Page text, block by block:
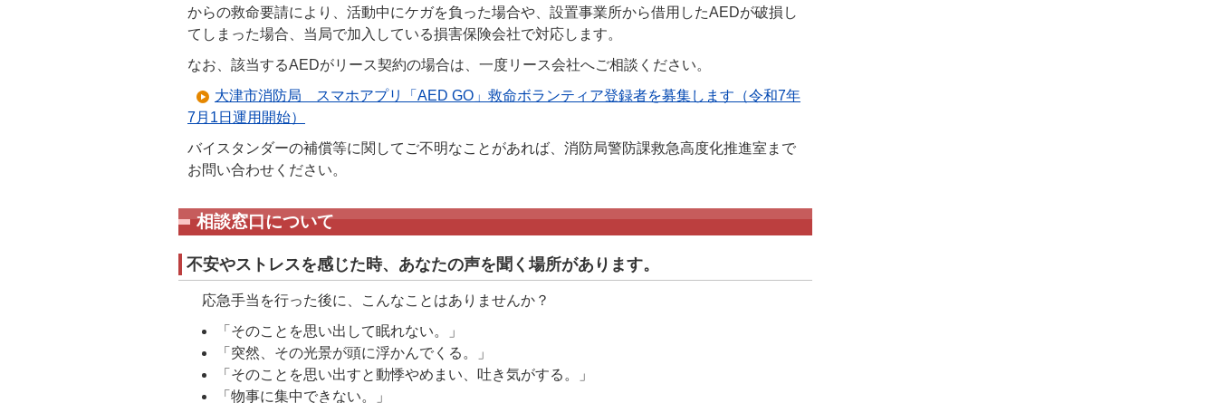
からの救命要請により、活動中にケガを負った場合や、設置事業所から借用したAEDが破損し
てしまった場合、当局で加入している損害保険会社で対応します。
なお、該当するAEDがリース契約の場合は、一度リース会社へご相談ください。
大津市消防局 スマホアプリ「AED GO」救命ボランティア登録者を募集します（令和7年
7月1日運用開始）
バイスタンダーの補償等に関してご不明なことがあれば、消防局警防課救急高度化推進室まで
お問い合わせください。
相談窓口について
不安やストレスを感じた時、あなたの声を聞く場所があります。
応急手当を行った後に、こんなことはありませんか？
「そのことを思い出して眠れない。」
「突然、その光景が頭に浮かんでくる。」
「そのことを思い出すと動悸やめまい、吐き気がする。」
「物事に集中できない。」